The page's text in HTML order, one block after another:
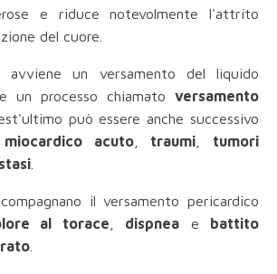
e riduce notevolmente l'attrito
del cuore.
un versamento del liquido
un processo chiamato versamento
può essere anche successivo
acuto, traumi
tumori
il versamento pericardico
al torace dispnea e battito